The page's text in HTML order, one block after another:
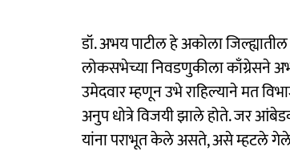
डॉ. अभय पाटील हे अकोला
लोकसभेच्या निवडणुकीला काँग्रेसने
उमेदवार म्हणून उभे राहिल्याने मत
अनुप धोत्रे विजयी झाले होते. जर
यांना पराभूत केले असते, असे म्हटले